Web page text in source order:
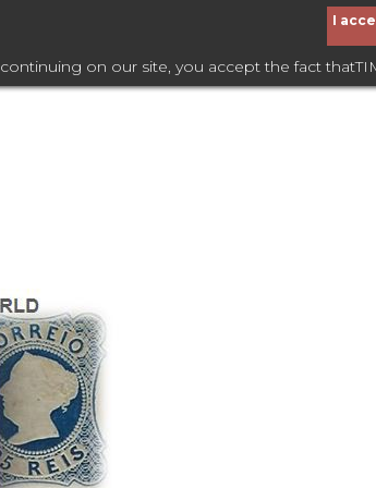
I
on our site, you accept the fact